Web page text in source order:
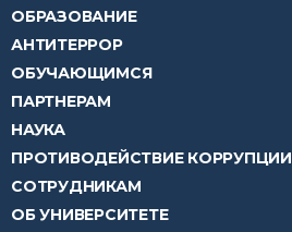
ОБРАЗОВАНИЕ
АНТИТЕРРОР
ОБУЧАЮЩИМСЯ
ПАРТНЕРАМ
НАУКА
ПРОТИВОДЕЙСТВИЕ КОРРУПЦИИ
СОТРУДНИКАМ
ОБ УНИВЕРСИТЕТЕ